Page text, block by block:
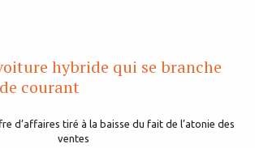
hybride qui se branche
courant